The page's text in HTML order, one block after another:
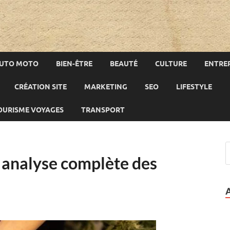
MOTO BIEN-ÊTRE BEAUTÉ CULTURE
CRÉATION SITE MARKETING SEO LIFESTYLE
VOYAGES TRANSPORT
complète des